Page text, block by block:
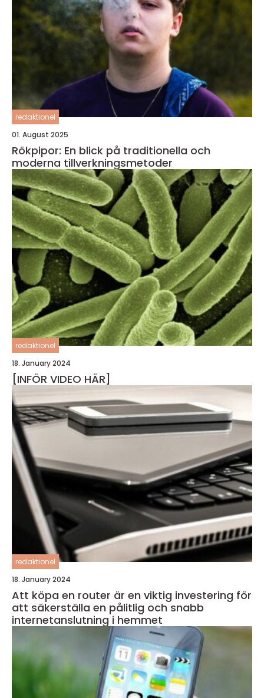
redaktionel
01. August 2025
Rökpipor: En blick på traditionella och
moderna tillverkningsmetoder
redaktionel
18. January 2024
[INFÖR VIDEO HÄR]
redaktionel
18. January 2024
Att köpa en router är en viktig investering för
att säkerställa en pålitlig och snabb
internetanslutning i hemmet